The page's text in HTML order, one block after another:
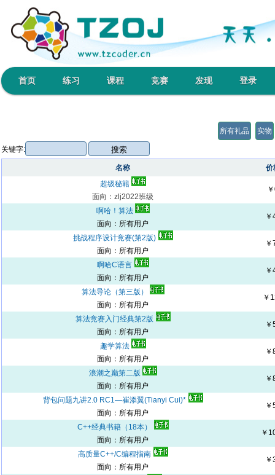
首页 练习 课程 竞赛 发现 登录
所有礼品 实物
关键字:
名称
价
超级秘籍
面向：zlj2022班级
啊哈！算法
面向：所有用户
￥
挑战程序设计竞赛(第2版)
面向：所有用户
￥
啊哈C语言
面向：所有用户
￥
算法导论（第三版）
面向：所有用户
￥
算法竞赛入门经典第2版
面向：所有用户
￥
趣学算法
面向：所有用户
￥
浪潮之巅第二版
面向：所有用户
￥
背包问题九讲2.0 RC1―崔添翼(Tianyi Cui)*
面向：所有用户
￥
C++经典书籍（18本）
面向：所有用户
￥
高质量C++/C编程指南
面向：所有用户
￥